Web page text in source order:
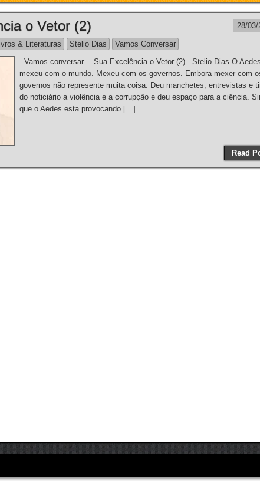
o Vetor (2) 28/03/
& Literaturas Stelio Dias
Vamos Conversar
Vamos conversar… Sua Excelência o Vetor (2) Stelio Dias O Aedes
mexeu com o mundo. Mexeu com os governos. Embora mexer com
governos não represente muita coisa. Deu manchetes, entrevistas e
do noticiário a violência e a corrupção e deu espaço para a ciência.
que o Aedes esta provocando […]
Read